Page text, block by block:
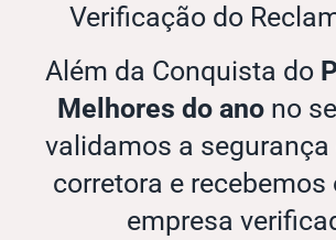
Verificação do
Além da Conquista do
Melhores do ano no
validamos a segurança
corretora e recebemos
empresa